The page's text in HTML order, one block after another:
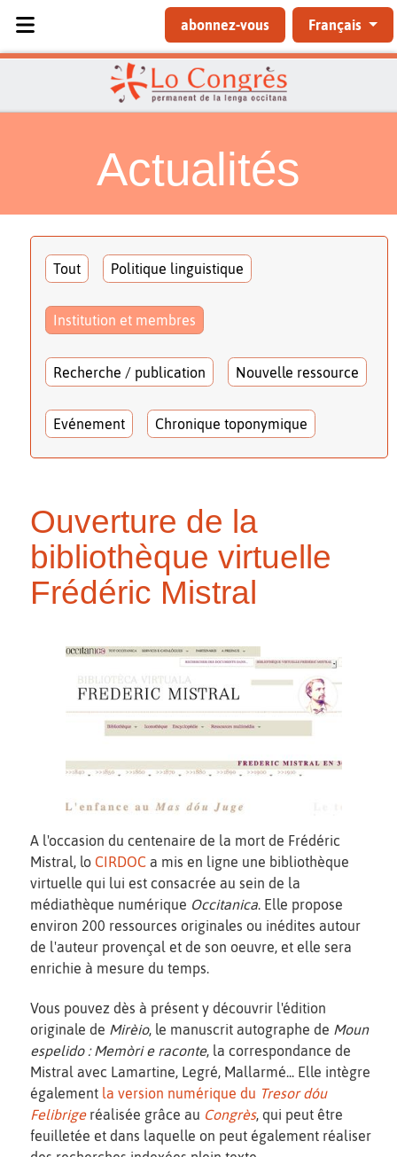
abonnez-vous Français
Actualités
Tout Politique linguistique
Institution et membres
Recherche / publication Nouvelle ressource
Evénement Chronique toponymique
Ouverture de la
bibliothèque virtuelle
Frédéric Mistral
A l'occasion du centenaire de la mort de Frédéric
Mistral, lo CIRDOC a mis en ligne une bibliothèque
virtuelle qui lui est consacrée au sein de la
médiathèque numérique Occitanica. Elle propose
environ 200 ressources originales ou inédites autour
de l'auteur provençal et de son oeuvre, et elle sera
enrichie à mesure du temps.
Vous pouvez dès à présent y découvrir l'édition
originale de Mirèio, le manuscrit autographe de Moun
espelido : Memòri e raconte, la correspondance de
Mistral avec Lamartine, Legré, Mallarmé... Elle intègre
également la version numérique du Tresor dóu
Felibrigeréalisée grâce au Congrès, qui peut être
feuilletée et dans laquelle on peut également réaliser